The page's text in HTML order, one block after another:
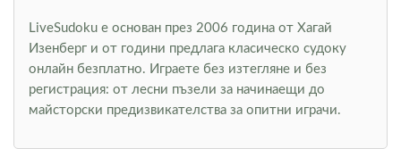
LiveSudoku е основан през 2006 година от Хагай
Изенберг и от години предлага класическо судоку
онлайн безплатно. Играете без изтегляне и без
регистрация: от лесни пъзели за начинаещи до
майсторски предизвикателства за опитни играчи.